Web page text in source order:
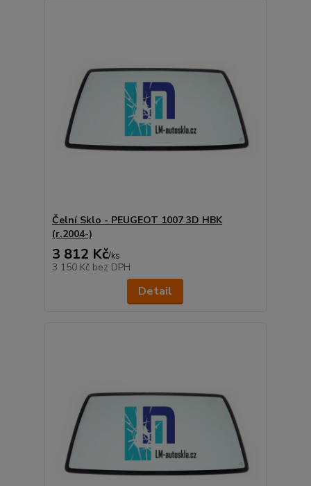
Čelní Sklo - PEUGEOT 1007 3D HBK
(r.2004-)
3 812 Kč/ks
3 150 Kč bez DPH
Detail